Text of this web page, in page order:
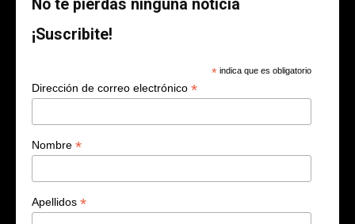
No te pierdas ninguna noticia
¡Suscribite!
* indica que es obligatorio
Dirección de correo electrónico *
Nombre *
Apellidos *